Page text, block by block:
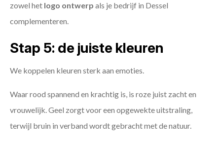
zowel het logo ontwerp als je bedrijf in Dessel
complementeren.
Stap 5: de juiste kleuren
We koppelen kleuren sterk aan emoties.
Waar rood spannend en krachtig is, is roze juist zacht en
vrouwelijk. Geel zorgt voor een opgewekte uitstraling,
terwijl bruin in verband wordt gebracht met de natuur.